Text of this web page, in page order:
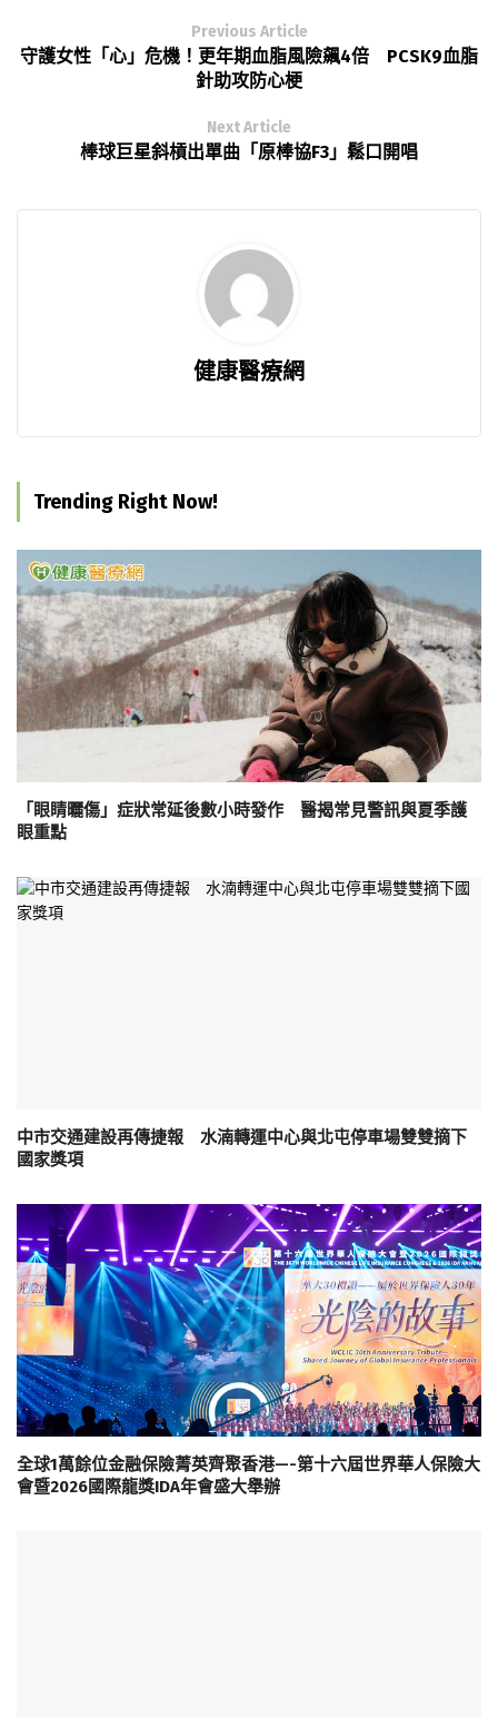
Previous Article
守護女性「心」危機！更年期血脂風險飆4倍 PCSK9血脂
針助攻防心梗
Next Article
棒球巨星斜槓出單曲「原棒協F3」鬆口開唱
健康醫療網
Trending Right Now!
「眼睛曬傷」症狀常延後數小時發作 醫揭常見警訊與夏季護
眼重點
中市交通建設再傳捷報 水湳轉運中心與北屯停車場雙雙摘下
國家獎項
全球1萬餘位金融保險菁英齊聚香港—-第十六屆世界華人保險大
會暨2026國際龍獎IDA年會盛大舉辦